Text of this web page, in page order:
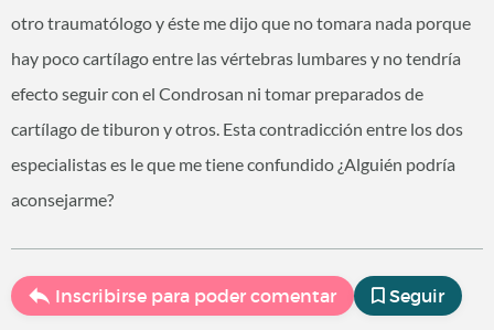
otro traumatólogo y éste me dijo que no tomara nada porque
hay poco cartílago entre las vértebras lumbares y no tendría
efecto seguir con el Condrosan ni tomar preparados de
cartílago de tiburon y otros. Esta contradicción entre los dos
especialistas es le que me tiene confundido ¿Alguién podría
aconsejarme?
Inscribirse para poder comentar Seguir